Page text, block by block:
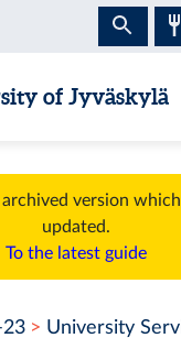
of Jyväskylä
archived version
updated.
To the latest guide
University